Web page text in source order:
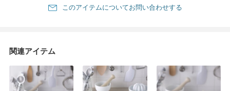
このアイテムについてお問い合わせする
関連アイテム